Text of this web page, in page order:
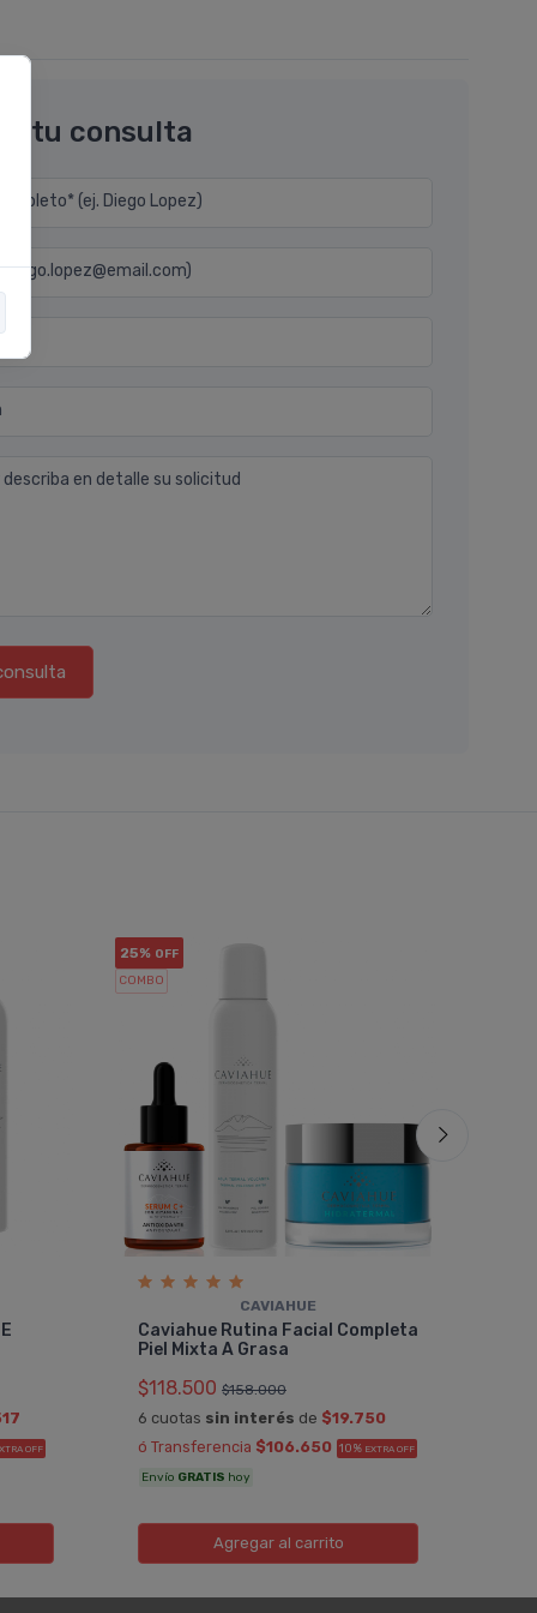
tu consulta
(ej. Diego Lopez)
diego.lopez@email.com)
en detalle su solicitud
OFF
25% OFF
COMBO
CAVIAHUE
Caviahue Rutina Facial Completa
Piel Mixta A Grasa
$118.500 $158.000
6 cuotas sin interés de $19.750
ó Transferencia $106.650 10% EXTRA OFF
Envío GRATIS hoy
Agregaral carrito